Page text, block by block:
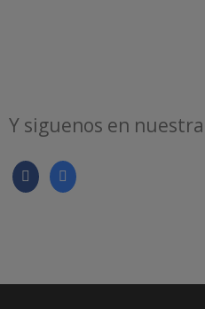
Y siguenos en